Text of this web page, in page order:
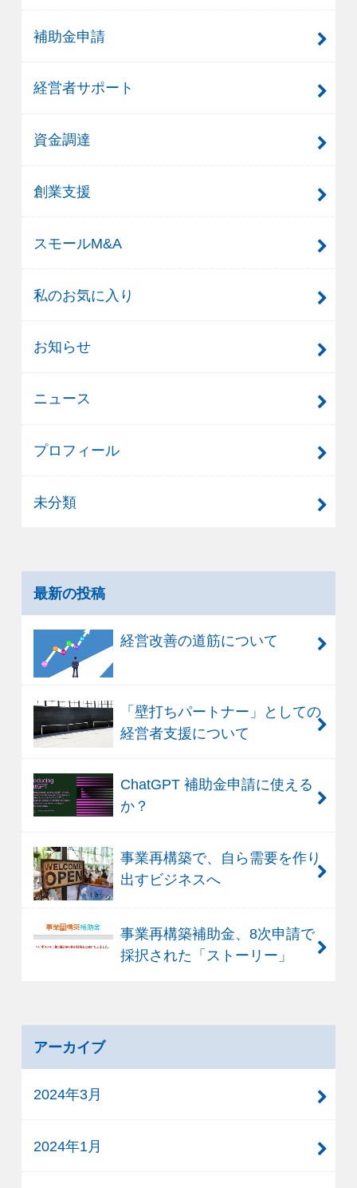
補助金申請
経営者サポート
資金調達
創業支援
スモールM&A
私のお気に入り
お知らせ
ニュース
プロフィール
未分類
最新の投稿
経営改善の道筋について
「壁打ちパートナー」としての
経営者支援について
ChatGPT 補助金申請に使える
か？
事業再構築で、自ら需要を作り
出すビジネスへ
事業再構築補助金、8次申請で
採択された「ストーリー」
アーカイブ
2024年3月
2024年1月